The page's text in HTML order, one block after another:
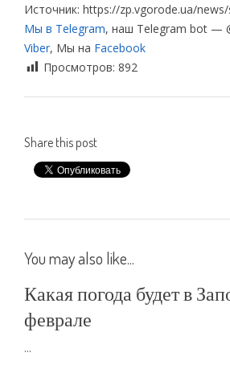
Источник: https://zp.vgorode.ua/
Мы в Telegram, наш Telegram bot —
Viber, Мы на Facebook
Просмотров: 892
Share this post
You may also like...
Какая погода будет в
феврале
...